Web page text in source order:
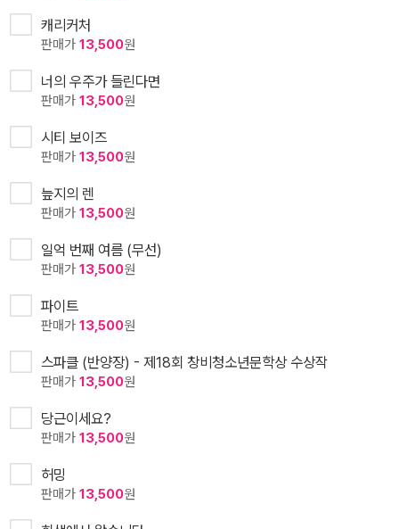
캐리커처
판매가 13,500원
너의 우주가 들린다면
판매가 13,500원
시티 보이즈
판매가 13,500원
늪지의 렌
판매가 13,500원
일억 번째 여름 (무선)
판매가 13,500원
파이트
판매가 13,500원
스파클 (반양장) - 제18회 창비청소년문학상 수상작
판매가 13,500원
당근이세요?
판매가 13,500원
허밍
판매가 13,500원